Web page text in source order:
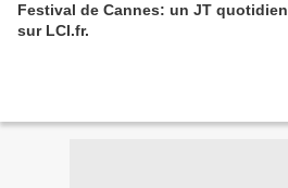
Festival de Cannes: un JT quotidien
sur LCI.fr.